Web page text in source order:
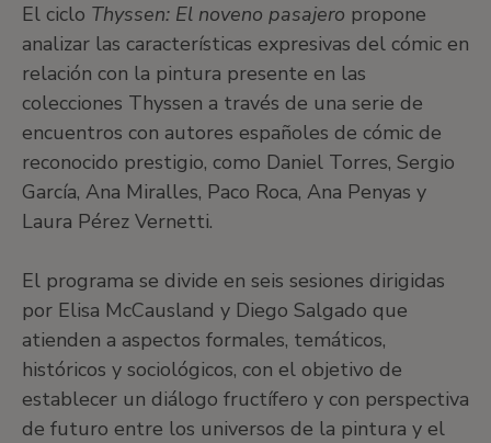
El ciclo Thyssen: El noveno pasajero propone
analizar las características expresivas del cómic en
relación con la pintura presente en las
colecciones Thyssen a través de una serie de
encuentros con autores españoles de cómic de
reconocido prestigio, como Daniel Torres, Sergio
García, Ana Miralles, Paco Roca, Ana Penyas y
Laura Pérez Vernetti.
El programa se divide en seis sesiones dirigidas
por Elisa McCausland y Diego Salgado que
atienden a aspectos formales, temáticos,
históricos y sociológicos, con el objetivo de
establecer un diálogo fructífero y con perspectiva
de futuro entre los universos de la pintura y el